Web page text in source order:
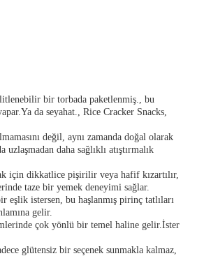
bir torbada paketlenmiş., bu
da seyahat., Rice Cracker Snacks,
değil, aynı zamanda doğal olarak
daha sağlıklı atıştırmalık
için dikkatlice pişirilir veya hafif kızartılır,
taze bir yemek deneyimi sağlar.
istersen, bu haşlanmış pirinç tatlıları
gelir.
çok yönlü bir temel haline gelir.İster
glütensiz bir seçenek sunmakla kalmaz,